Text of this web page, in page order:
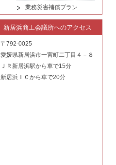
業務災害補償プラン
新居浜商工会議所へのアクセス
〒792-0025
愛媛県新居浜市一宮町二丁目４－８
ＪＲ新居浜駅から車で15分
新居浜ＩＣから車で20分